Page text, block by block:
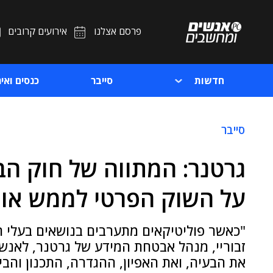
פרסם אצלנו אירועים קרובים
חדשות סייבר כנסים
סייבר
גרטנר: המתווה של חוק
על השוק הפרטי לממש
"כאשר פוליטיקאים מתערבים בנושאים בעלי
זבוריי, מנהל אבטחת המידע של גרטנר,
את הבעיה, ואת האפיון, ההגדרה, התכנון